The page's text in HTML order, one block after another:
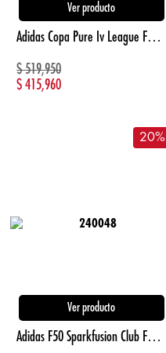
Ver producto
Adidas Copa Pure Iv League Fg blanco de hombre para futbol
$519,950
$415,960
20%
Ver producto
Adidas F50 Sparkfusion Club Fg/Ag blanco de mujer para futbol